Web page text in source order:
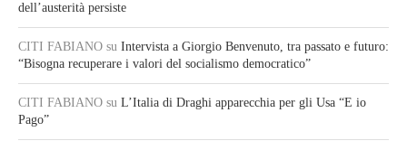
dell’austerità persiste
CITI FABIANO su Intervista a Giorgio Benvenuto, tra passato e futuro:
“Bisogna recuperare i valori del socialismo democratico”
CITI FABIANO su L’Italia di Draghi apparecchia per gli Usa “E io
Pago”